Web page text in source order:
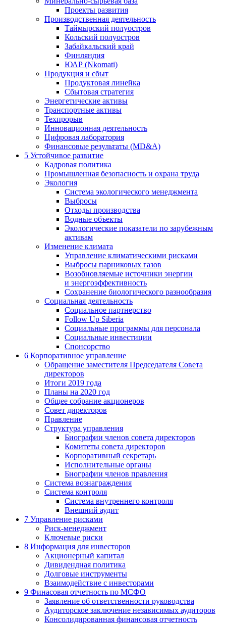
Проекты развития
Производственная деятельность
Таймырский полуостров
Кольский полуостров
Забайкальский край
Финляндия
ЮАР (Nkomati)
Продукция и сбыт
Продуктовая линейка
Сбытовая стратегия
Энергетические активы
Транспортные активы
Техпрорыв
Инновационная деятельность
Цифровая лаборатория
Финансовые результаты (MD&A)
5 Устойчивое развитие
Кадровая политика
Промышленная безопасность и охрана труда
Экология
Система экологического менеджмента
Выбросы
Отходы производства
Водные объекты
Экологические показатели по зарубежным
активам
Изменение климата
Управление климатическими рисками
Выбросы парниковых газов
Возобновляемые источники энергии
и энергоэффективность
Сохранение биологического разнообразия
Социальная деятельность
Социальное партнерство
Follow Up Siberia
Социальные программы для персонала
Социальные инвестиции
Спонсорство
6 Корпоративное управление
Обращение заместителя Председателя Совета
директоров
Итоги 2019 года
Планы на 2020 год
Общее собрание акционеров
Совет директоров
Правление
Структура управления
Биографии членов совета директоров
Комитеты совета директоров
Корпоративный секретарь
Исполнительные органы
Биографии членов правления
Система вознаграждения
Система контроля
Система внутреннего контроля
Внешний аудит
7 Управление рисками
Риск-менеджмент
Ключевые риски
8 Информация для инвесторов
Акционерный капитал
Дивидендная политика
Долговые инструменты
Взаимодействие с инвеcторами
9 Финасовая отчетность по МСФО
Заявление об ответственности руководства
Аудиторское заключение независимых аудиторов
Консолидированная финансовая отчетность